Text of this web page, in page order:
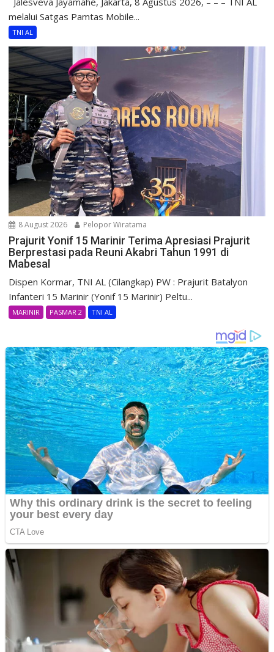
melalui Satgas Pamtas Mobile...
TNI AL
8 August 2026 Pelopor Wiratama
Prajurit Yonif 15 Marinir Terima Apresiasi Prajurit
Berprestasi pada Reuni Akabri Tahun 1991 di
Mabesal
Dispen Kormar, TNI AL (Cilangkap) PW : Prajurit Batalyon
Infanteri 15 Marinir (Yonif 15 Marinir) Peltu...
MARINIR PASMAR 2 TNI AL